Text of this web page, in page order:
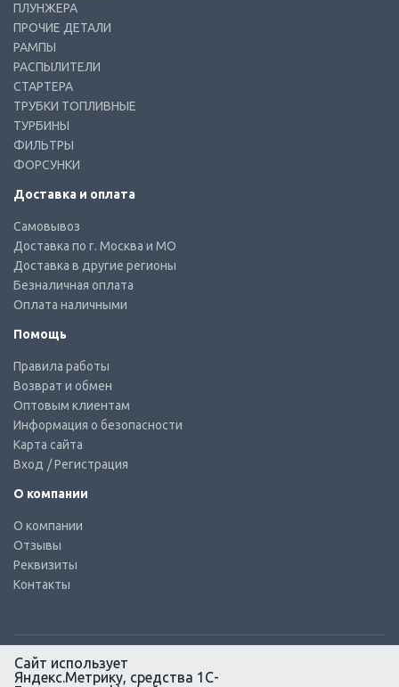
ПЛУНЖЕРА
ПРОЧИЕ ДЕТАЛИ
РАМПЫ
РАСПЫЛИТЕЛИ
СТАРТЕРА
ТРУБКИ ТОПЛИВНЫЕ
ТУРБИНЫ
ФИЛЬТРЫ
ФОРСУНКИ
Доставка и оплата
Самовывоз
Доставка по г. Москва и МО
Доставка в другие регионы
Безналичная оплата
Оплата наличными
Помощь
Правила работы
Возврат и обмен
Оптовым клиентам
Информация о безопасности
Карта сайта
Вход / Регистрация
О компании
О компании
Отзывы
Реквизиты
Контакты
© КТС-Дизель – Комплектующие к топливным системам
Сайт использует
Яндекс.Метрику, средства 1С-